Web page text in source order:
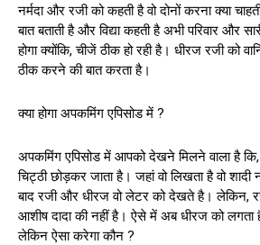
नर्मदा और रजी को कहती है वो दोनों करना क्या
बात बताती है और विद्या कहती है अभी परिवार और
होगा क्योंकि, चीजें ठीक हो रही है। धीरज रजी को
ठीक करने की बात करता है।
क्या होगा अपकमिंग एपिसोड में ?
अपकमिंग एपिसोड में आपको देखने मिलने वाला है
चिट्ठी छोड़कर जाता है। जहां वो लिखता है वो
बाद रजी और धीरज वो लेटर को देखते है। लेकिन,
आशीष दादा की नहीं है। ऐसे में अब धीरज को लगता
लेकिन ऐसा करेगा कौन ?